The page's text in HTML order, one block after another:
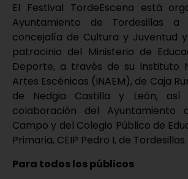
El Festival TordeEscena está
Ayuntamiento de Tordesillas
concejalía de Cultura y Juventud
patrocinio del Ministerio de
Deporte, a través de su Instituto
Artes Escénicas (INAEM), de Caja
de Nedgia Castilla y León,
colaboración del Ayuntamiento
Campo y del Colegio Público de
Primaria, CEIP Pedro I, de Tordesillas.
Para todos los públicos